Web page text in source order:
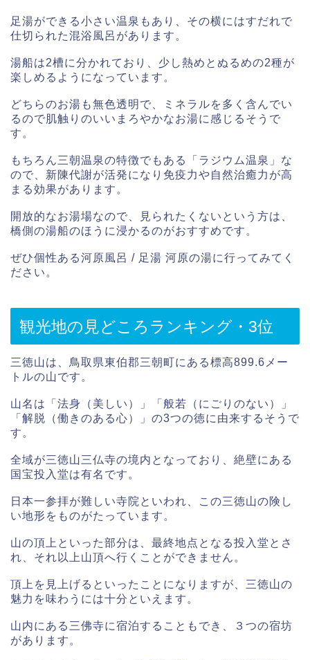
足湯ができる小さい温泉もあり、その横にはすだれで
仕切られた混浴風呂があります。
湯船は2槽に分かれており、少し熱めとぬるめの2種が
楽しめるようになっています。
どちらのお湯も無色透明で、ミネラルを多く含んでい
るので肌触りのいいまろやかなお湯に感じるそうで
す。
もちろん三朝温泉の特徴でもある「ラジウム温泉」な
ので、新陳代謝が活発になり免疫力や自然治癒力が高
まる効果があります。
開放的なお湯場なので、見られたくないという方は、
橋側の湯船のほうに浸かるのがおすすめです。
ぜひ個性ある河原風呂 / 足湯 河原の湯に行ってみてく
ださい。
観光地の見どころランキング・3位
三徳山は、鳥取県東伯郡三朝町にある標高899.6メー
トルの山です。
山名は「法身（美しい）」「般若（にごりのない）」
「解脱（働きのある心）」の3つの徳に由来するそうで
す。
全域が三徳山三仏寺の境内となっており、絶壁にある
国宝投入堂は有名です。
日本一参拝が難しい寺院といわれ、この三徳山の険し
い地形をものがたっています。
山の頂上といった部分は、最終地点となる投入堂とさ
れ、それ以上山頂へ行くことができません。
頂上を見上げるといったことになりますが、三徳山の
魅力を味わうには十分といえます。
山内にある三佛寺に宿泊することもでき、３つの宿坊
があります。